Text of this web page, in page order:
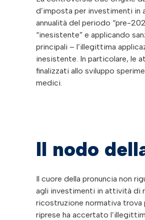
d’imposta per investimenti in
annualità del periodo “pre-
“inesistente” e applicando
principali – l’illegittima
inesistente. In particolare, le
finalizzati allo sviluppo
medici.
Il nodo
Il cuore della pronuncia non
agli investimenti in attività di
ricostruzione normativa trova
riprese ha accertato